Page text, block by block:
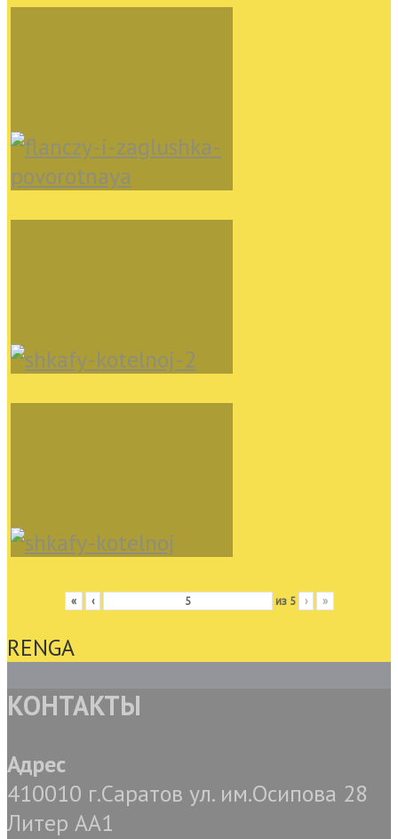
« ‹ из 5 › »
RENGA
КОНТАКТЫ
Адрес
410010 г.Саратов ул. им.Осипова 28
Литер АА1